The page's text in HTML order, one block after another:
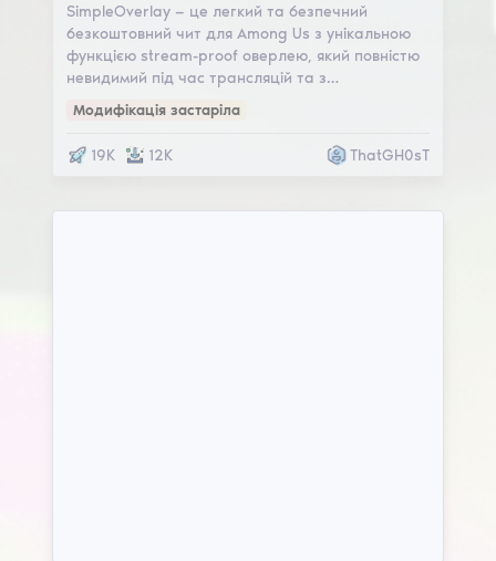
SimpleOverlay — це легкий та безпечний
безкоштовний чит для Among Us з унікальною
функцією stream-proof оверлею, який повністю
невидимий під час трансляцій та з…
Модифікація застаріла
19K 12K ThatGH0sT